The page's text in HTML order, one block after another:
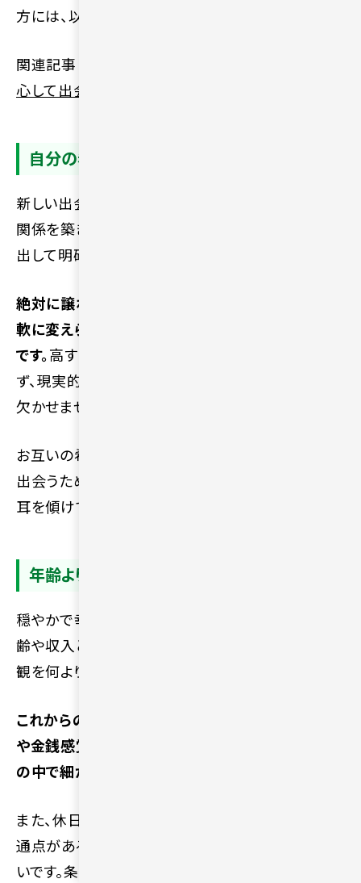
方には、以下の記事をご確認ください。
関連記事：
心して出会える理由や選び方・成功のコツを解説
自分の希望条件を整理しておく
新しい出会いを探し始める前に、自分がどのような
関係を築きたいのかをあらかじめノートなどに書き
出して明確にしておきましょう。
絶対に譲れない必須の条件と、相手に合わせて柔
軟に変えられる条件を綺麗に整理する作業が大切
です。高すぎる理想ばかりをがむしゃらに追い求め
ず、現実的な生活を共にする視点をもつ振る舞いも
欠かせません。
お互いの希望が一致する素晴らしいパートナーに
出会うためにも、まずは自分の心の声にしっかりと
耳を傾けてみてください。
年齢より価値観を重視して相手を探す
穏やかで幸せな関係を長く続けていくためには、年
齢や収入といった外的な条件よりも、お互いの価値
観を何より重視して相手を探す必要があります。
これからの人生を共にするうえで、基本的な人生観
や金銭感覚が一致しているかどうかを日々の会話
の中で細かく確認してください。
また、休日の過ごし方や趣味、物事への考え方に共
通点があると、お互いの関係をスムーズに深めやす
いです。条件面の数字だけで判断せず、一緒にいて